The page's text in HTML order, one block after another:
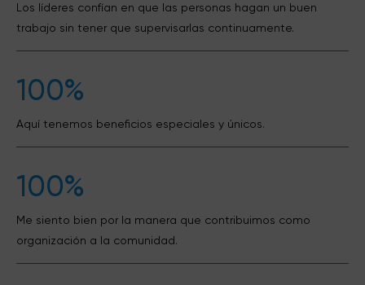
Los líderes confían en que las personas hagan un buen
trabajo sin tener que supervisarlas continuamente.
100%
Aquí tenemos beneficios especiales y únicos.
100%
Me siento bien por la manera que contribuimos como
organización a la comunidad.